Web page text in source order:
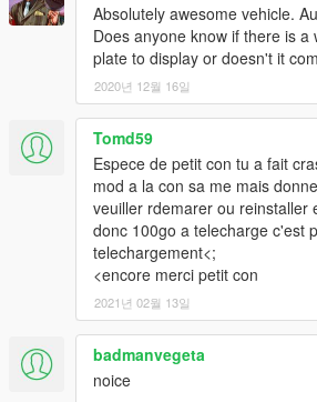
Absolutely awesome vehicle.
Does anyone know if there is
plate to display or doesn't it
2020년 12월 16일
Tomd59
Espece de petit con tu a fait
mod a la con sa me mais
veuiller rdemarer ou reinstaller
donc 100go a telecharge c'est
telechargement<;
<encore merci petit con
2021년 02월 13일
badmanvegeta
noice